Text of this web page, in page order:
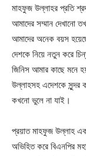
মাহফুজ উল্লাহর প্রতি
আমাদের সম্মান দেখানো
আমাদের অনেক বয়স
দেশকে নিয়ে নতুন করে
জিনিস আমার কাছে মনে
উল্লাহসহ এদেশকে সুন্দর
কখনো ভুলে না যাই।
প্রয়াত মাহফুজ উল্লাহ
অভিহিত করে বিএনপির